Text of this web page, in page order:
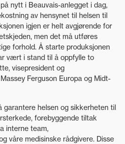
nytt i Beauvais-anlegget i dag,
av hensynet til helsen til
igjen er helt avgjørende for
men det må utføres
forhold. Å starte produksjonen
vært i stand til å oppfylle to
visepresident og
Ferguson Europa og Midt-
garantere helsen og sikkerheten til
forebyggende tiltak
interne team,
våre medisinske rådgivere. Disse